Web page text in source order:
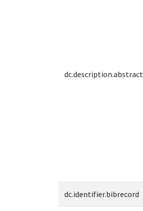
dc.description.abstract
dc.identifier.bibrecord